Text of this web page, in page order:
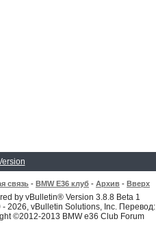
связь - BMW E36 клуб - Архив - Вверх
by vBulletin® Version 3.8.8 Beta 1
2026, vBulletin Solutions, Inc. Перевод:
©2012-2013 BMW e36 Club Forum